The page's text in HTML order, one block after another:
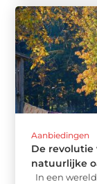
Aanbiedingen
De
natuurlijke
In een